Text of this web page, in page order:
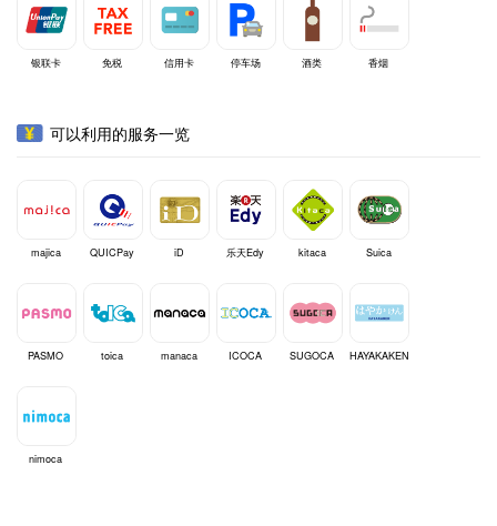
银联卡 免税 信用卡 停车场 酒类 香烟
可以利用的服务一览
majica QUICPay iD 乐天Edy kitaca Suica
PASMO toica manaca ICOCA SUGOCA HAYAKAKEN
nimoca